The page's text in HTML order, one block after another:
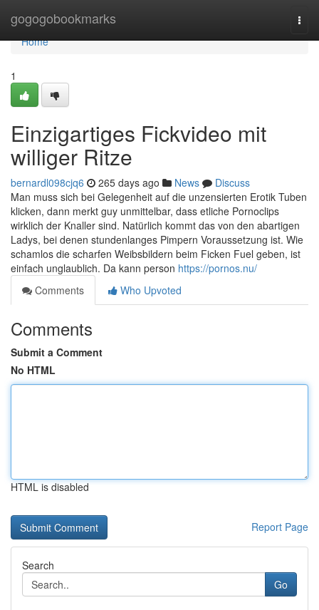
gogogobookmarks
Home
Home
1
Einzigartiges Fickvideo mit
williger Ritze
bernardl098cjq6 265 days ago News
Discuss
Man muss sich bei Gelegenheit auf die unzensierten Erotik Tuben
klicken, dann merkt guy unmittelbar, dass etliche Pornoclips
wirklich der Knaller sind. Natürlich kommt das von den abartigen
Ladys, bei denen stundenlanges Pimpern Voraussetzung ist. Wie
schamlos die scharfen Weibsbildern beim Ficken Fuel geben, ist
einfach unglaublich. Da kann person https://pornos.nu/
Comments
Who Upvoted
Comments
Submit a Comment
No HTML
HTML is disabled
Report Page
Search
Go